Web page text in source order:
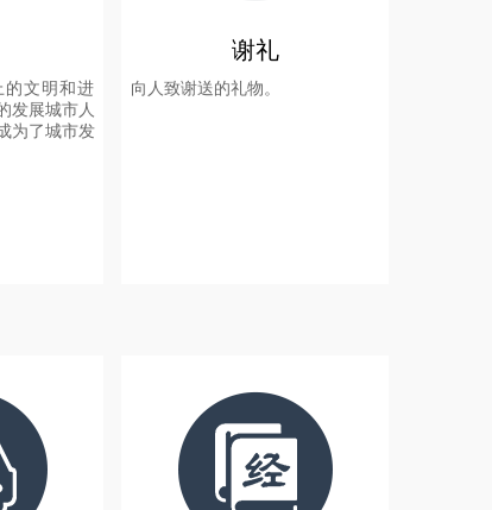
的文明和进
发展城市人
为了城市发
谢礼
向人致谢送的礼物。